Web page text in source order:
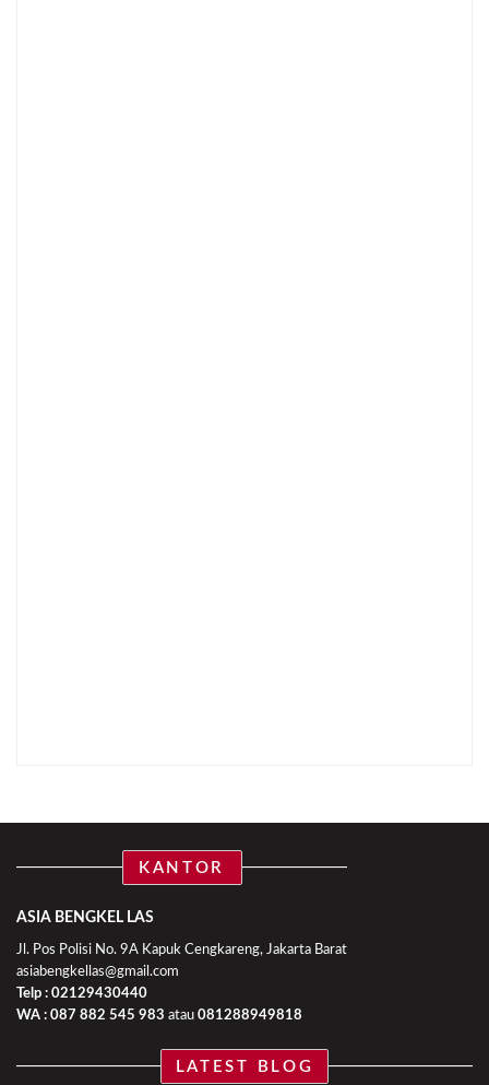
KANTOR
ASIA BENGKEL LAS
Jl. Pos Polisi No. 9A Kapuk Cengkareng, Jakarta Barat
asiabengkellas@gmail.com
Telp : 02129430440
WA : 087 882 545 983 atau 081288949818
LATEST BLOG